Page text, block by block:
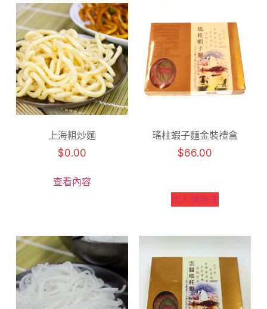
上海粗炒麵
$0.00
查看內容
瑤柱蝦子麵金裝禮盒
$66.00
加入購物車